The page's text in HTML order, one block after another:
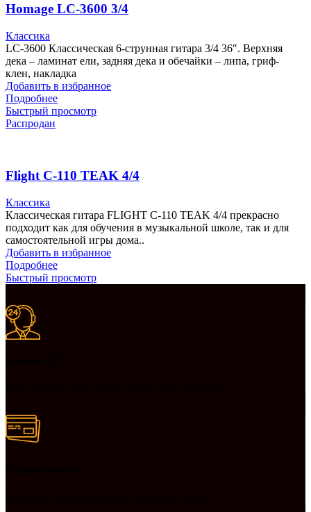
Homage LC-3600 3/4
Классика
LC-3600 Классическая 6-струнная гитара 3/4 36″. Верхняя
дека – ламинат ели, задняя дека и обечайки – липа, гриф-
клен, накладка
Добавить в избранное
Подробнее
Быстрый просмотр
Распродан
Flight C-110 TEAK 4/4
Классика
Классическая гитара FLIGHT C-110 TEAK 4/4 прекрасно
подходит как для обучения в музыкальной школе, так и для
самостоятельной игры дома..
Добавить в избранное
Подробнее
Быстрый просмотр